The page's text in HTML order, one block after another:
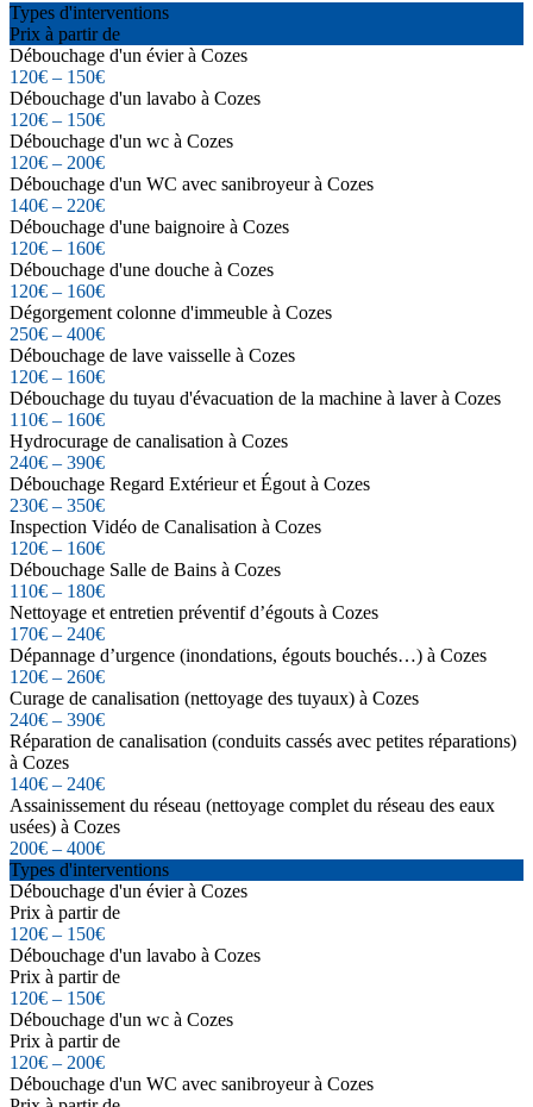
Types d'interventions
Prix à partir de
Débouchage d'un évier à Cozes
120€ – 150€
Débouchage d'un lavabo à Cozes
120€ – 150€
Débouchage d'un wc à Cozes
120€ – 200€
Débouchage d'un WC avec sanibroyeur à Cozes
140€ – 220€
Débouchage d'une baignoire à Cozes
120€ – 160€
Débouchage d'une douche à Cozes
120€ – 160€
Dégorgement colonne d'immeuble à Cozes
250€ – 400€
Débouchage de lave vaisselle à Cozes
120€ – 160€
Débouchage du tuyau d'évacuation de la machine à laver à Cozes
110€ – 160€
Hydrocurage de canalisation à Cozes
240€ – 390€
Débouchage Regard Extérieur et Égout à Cozes
230€ – 350€
Inspection Vidéo de Canalisation à Cozes
120€ – 160€
Débouchage Salle de Bains à Cozes
110€ – 180€
Nettoyage et entretien préventif d’égouts à Cozes
170€ – 240€
Dépannage d’urgence (inondations, égouts bouchés…) à Cozes
120€ – 260€
Curage de canalisation (nettoyage des tuyaux) à Cozes
240€ – 390€
Réparation de canalisation (conduits cassés avec petites réparations)
à Cozes
140€ – 240€
Assainissement du réseau (nettoyage complet du réseau des eaux
usées) à Cozes
200€ – 400€
Types d'interventions
Débouchage d'un évier à Cozes
Prix à partir de
120€ – 150€
Débouchage d'un lavabo à Cozes
Prix à partir de
120€ – 150€
Débouchage d'un wc à Cozes
Prix à partir de
120€ – 200€
Débouchage d'un WC avec sanibroyeur à Cozes